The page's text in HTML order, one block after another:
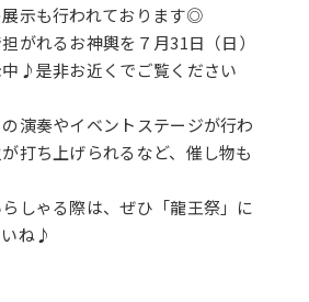
示も行われております◎
がれるお神輿を７月31日（日）
♪是非お近くでご覧ください
演奏やイベントステージが行わ
打ち上げられるなど、催し物も
しゃる際は、ぜひ「龍王祭」に
ね♪